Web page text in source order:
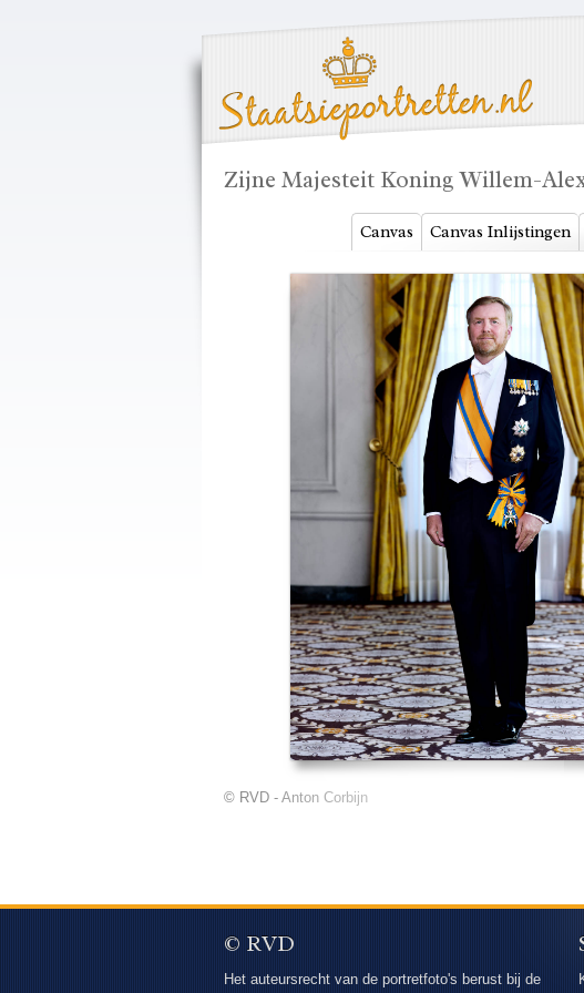
Zijne Majesteit Koning Willem-
Canvas Canvas Inlijstingen
© RVD - Anton Corbijn
© RVD
Het auteursrecht van de portretfoto's berust bij de